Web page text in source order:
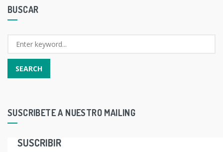
BUSCAR
SUSCRIBETE A NUESTRO MAILING
SUSCRIBIR